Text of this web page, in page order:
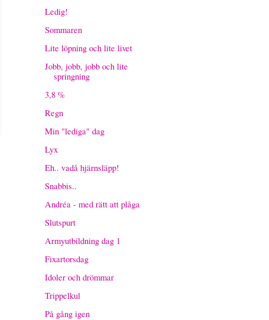
Ledig!
Sommaren
Lite löpning och lite livet
Jobb, jobb, jobb och lite
springning
3,8 %
Regn
Min "lediga" dag
Lyx
Eh.. vadå hjärnsläpp!
Snabbis..
Andréa - med rätt att plåga
Slutspurt
Armyutbildning dag 1
Fixartorsdag
Idoler och drömmar
Trippelkul
På gång igen